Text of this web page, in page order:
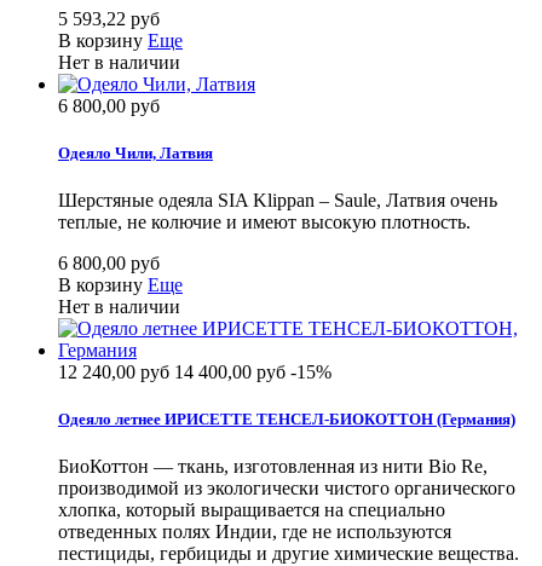
5 593,22 руб
В корзину Еще
Нет в наличии
6 800,00 руб
Одеяло Чили, Латвия
Шерстяные одеяла SIA Klippan – Saule, Латвия очень
теплые, не колючие и имеют высокую плотность.
6 800,00 руб
В корзину Еще
Нет в наличии
12 240,00 руб 14 400,00 руб -15%
Одеяло летнее ИРИСЕТТЕ ТЕНСЕЛ-БИОКОТТОН (Германия)
БиоКоттон — ткань, изготовленная из нити Bio Re,
производимой из экологически чистого органического
хлопка, который выращивается на специально
отведенных полях Индии, где не используются
пестициды, гербициды и другие химические вещества.